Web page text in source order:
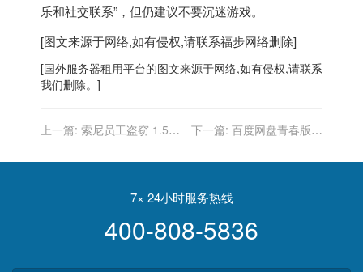
乐和社交联系”，但仍建议不要沉迷游戏。
[图文来源于网络,如有侵权,请联系福步网络删除]
[国外服务器租用平台的图文来源于网络,如有侵权,请联系
我们删除。]
上一篇: 索尼员工盗窃 1.54
值后被追回
下一篇: 百度网盘青春版真
7× 24小时服务热线
400-808-5836